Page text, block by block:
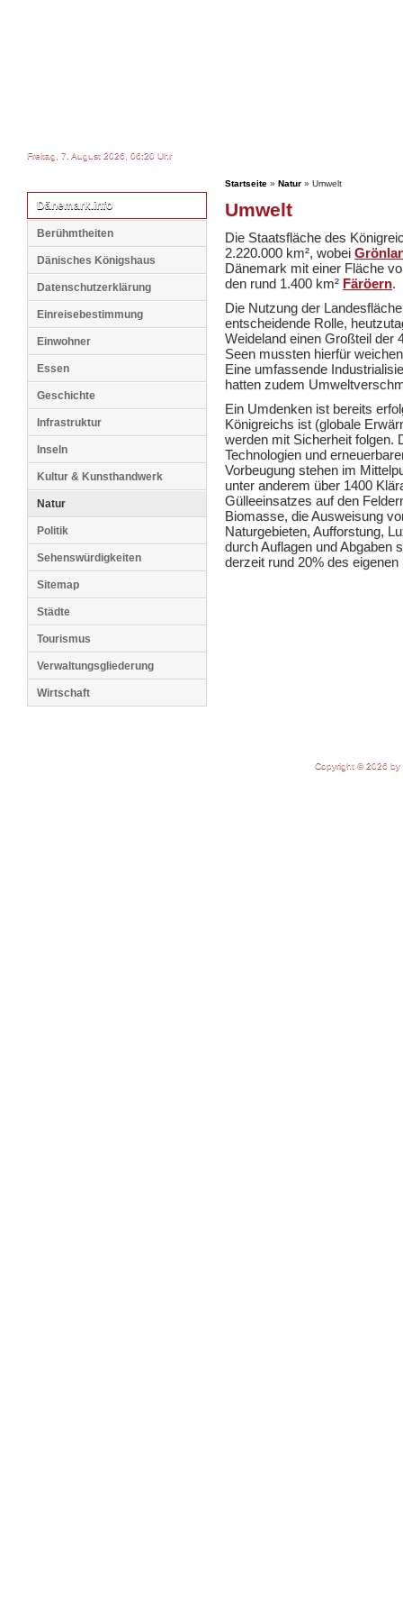
Freitag, 7. August 2026, 06:20 Uhr
Dänemark.info
Berühmtheiten
Dänisches Königshaus
Datenschutzerklärung
Einreisebestimmung
Einwohner
Essen
Geschichte
Infrastruktur
Inseln
Kultur & Kunsthandwerk
Natur
Politik
Sehenswürdigkeiten
Sitemap
Städte
Tourismus
Verwaltungsgliederung
Wirtschaft
Startseite » Natur » Umwelt
Umwelt
Die Staatsfläche des
2.220.000 km², wobei
Dänemark mit einer Fläche
den rund 1.400 km² Färöern.
Die Nutzung der
entscheidende Rolle,
Weideland einen Großteil der
Seen mussten hierfür
Eine umfassende
hatten zudem
Ein Umdenken ist bereits
Königreichs ist (globale
werden mit Sicherheit folgen.
Technologien und
Vorbeugung stehen im
unter anderem über 1400
Gülleeinsatzes auf den
Biomasse, die Ausweisung
Naturgebieten, Aufforstung,
durch Auflagen und Abgaben
derzeit rund 20% des
Copyright © 2026 by